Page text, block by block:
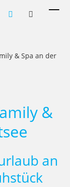
& Spa an der
&
an